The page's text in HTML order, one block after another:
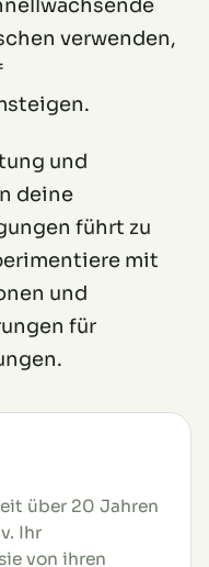
verwenden,
und
deine
führt zu
mit
und
für
über 20 Jahren
Ihr
von ihren